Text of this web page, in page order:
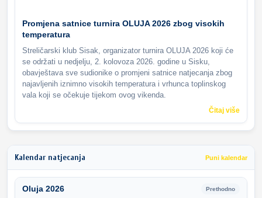
Promjena satnice turnira OLUJA 2026 zbog visokih
temperatura
Streličarski klub Sisak, organizator turnira OLUJA 2026 koji će
se održati u nedjelju, 2. kolovoza 2026. godine u Sisku,
obavještava sve sudionike o promjeni satnice natjecanja zbog
najavljenih iznimno visokih temperatura i vrhunca toplinskog
vala koji se očekuje tijekom ovog vikenda.
Čitaj više
Kalendar natjecanja Puni kalendar
Oluja 2026 Prethodno